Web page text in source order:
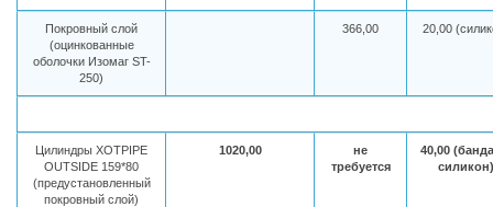
Покровный слой
(оцинкованные
оболочки Изомаг ST-
250)
366,00 20,00
Цилиндры XOTPIPE
OUTSIDE 159*80
(предустановленный
покровный слой)
1020,00
не
требуется
40,00
силикон)